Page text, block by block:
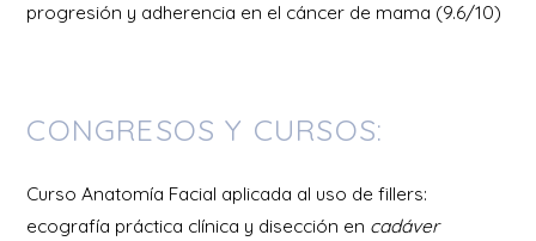
progresión y adherencia en el cáncer de mama (9.6/10)
CONGRESOS Y CURSOS:
Curso Anatomía Facial aplicada al uso de fillers:
ecografía práctica clínica y disección en cadáver